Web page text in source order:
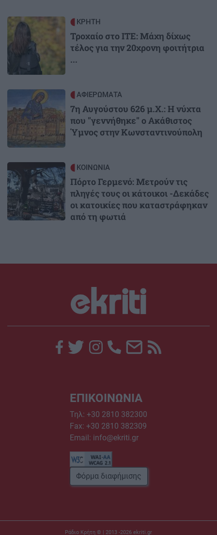
Image ΚΡΗΤΗ
Τροχαίο στο ΙΤΕ: Μάχη δίχως
τέλος για την 20χρονη φοιτήτρια
...
ΑΦΙΕΡΩΜΑΤΑ
7η Αυγούστου 626 μ.Χ.: Η νύχτα
που "γεννήθηκε" ο Ακάθιστος
Ύμνος στην Κωνσταντινούπολη
Image ΚΟΙΝΩΝΙΑ
Πόρτο Γερμενό: Μετρούν τις
πληγές τους οι κάτοικοι -Δεκάδες
οι κατοικίες που καταστράφηκαν
από τη φωτιά
ΕΠΙΚΟΙΝΩΝΙΑ
Τηλ: +30 2810 382300
Fax: +30 2810 382309
Email: info@ekriti.gr
Φόρμα διαφήμισης
Ράδιο Κρήτη © | 2013 -2026 ekriti.gr